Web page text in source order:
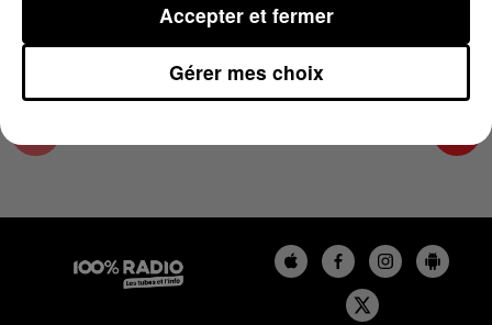
Gérer mes choix
Accepter et fermer